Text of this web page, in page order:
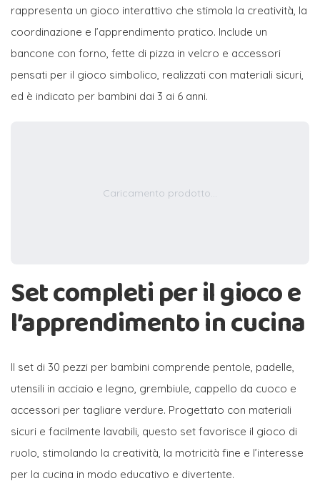
rappresenta un gioco interattivo che stimola la creatività, la
coordinazione e l’apprendimento pratico. Include un
bancone con forno, fette di pizza in velcro e accessori
pensati per il gioco simbolico, realizzati con materiali sicuri,
ed è indicato per bambini dai 3 ai 6 anni.
Caricamento prodotto...
Set completi per il gioco e
l’apprendimento in cucina
Il set di 30 pezzi per bambini comprende pentole, padelle,
utensili in acciaio e legno, grembiule, cappello da cuoco e
accessori per tagliare verdure. Progettato con materiali
sicuri e facilmente lavabili, questo set favorisce il gioco di
ruolo, stimolando la creatività, la motricità fine e l’interesse
per la cucina in modo educativo e divertente.